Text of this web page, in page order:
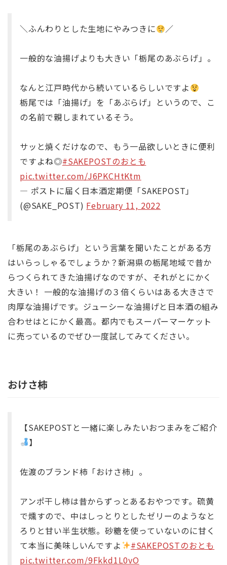
＼ふんわりとした生地にやみつきに ／
一般的な油揚げよりも大きい「栃尾のあぶらげ」。
なんと江戸時代から続いているらしいですよ
栃尾では「油揚げ」を「あぶらげ」というので、こ
の名前で親しまれているそう。
サッと焼くだけなので、もう一品欲しいときに便利
ですよね◎#SAKEPOSTのおとも
pic.twitter.com/J6PKCHtKtm
— ポストに届く日本酒定期便「SAKEPOST」
(@SAKE_POST) February 11, 2022
「栃尾のあぶらげ」という言葉を聞いたことがある方
はいらっしゃるでしょうか？新潟県の栃尾地域で昔か
らつくられてきた油揚げなのですが、それがとにかく
大きい！ 一般的な油揚げの３倍くらいはある大きさで
肉厚な油揚げです。ジューシーな油揚げと日本酒の組み
合わせはとにかく最高。都内でもスーパーマーケット
に売っているのでぜひ一度試してみてください。
おけさ柿
【SAKEPOSTと一緒に楽しみたいおつまみをご紹介
】
佐渡のブランド柿「おけさ柿」。
アンポ干し柿は昔からずっとあるおやつです。硫黄
で燻すので、中はしっとりとしたゼリーのようなと
ろりと甘い半生状態。砂糖を使っていないのに甘く
て本当に美味しいんですよ
#SAKEPOSTのおとも
pic.twitter.com/9Fkkd1L0vO